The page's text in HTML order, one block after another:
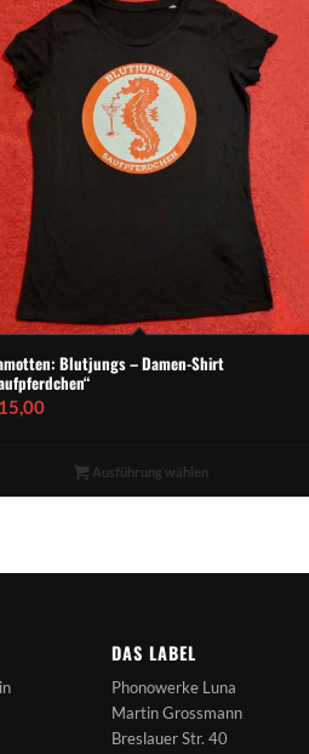
Blutjungs – Damen-Shirt
Ausführung wählen
DAS LABEL
Phonowerke Luna
Martin Grossmann
Breslauer Str. 40